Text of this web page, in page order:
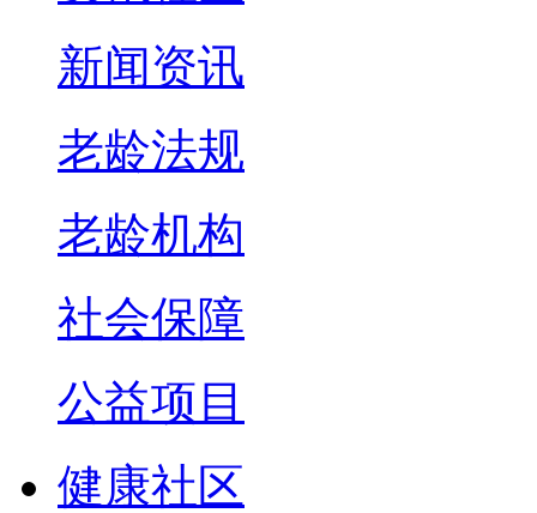
新闻资讯
老龄法规
老龄机构
社会保障
公益项目
健康社区